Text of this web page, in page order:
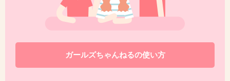
ガールズちゃんねるの使い方